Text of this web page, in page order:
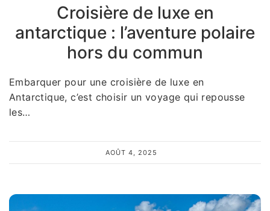
Croisière de luxe en
antarctique : l’aventure polaire
hors du commun
Embarquer pour une croisière de luxe en
Antarctique, c’est choisir un voyage qui repousse
les…
AOÛT 4, 2025